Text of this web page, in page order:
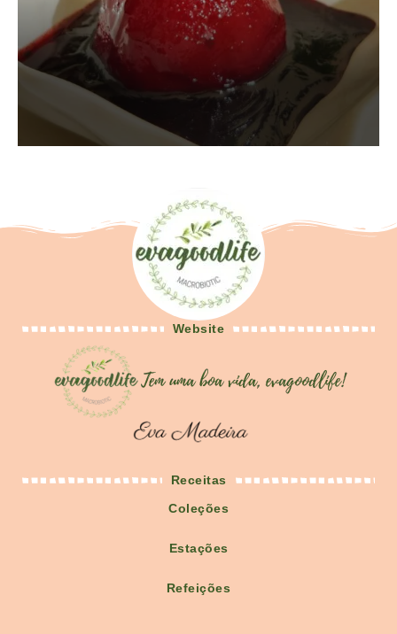
Website
Receitas
Coleções
Estações
Refeições